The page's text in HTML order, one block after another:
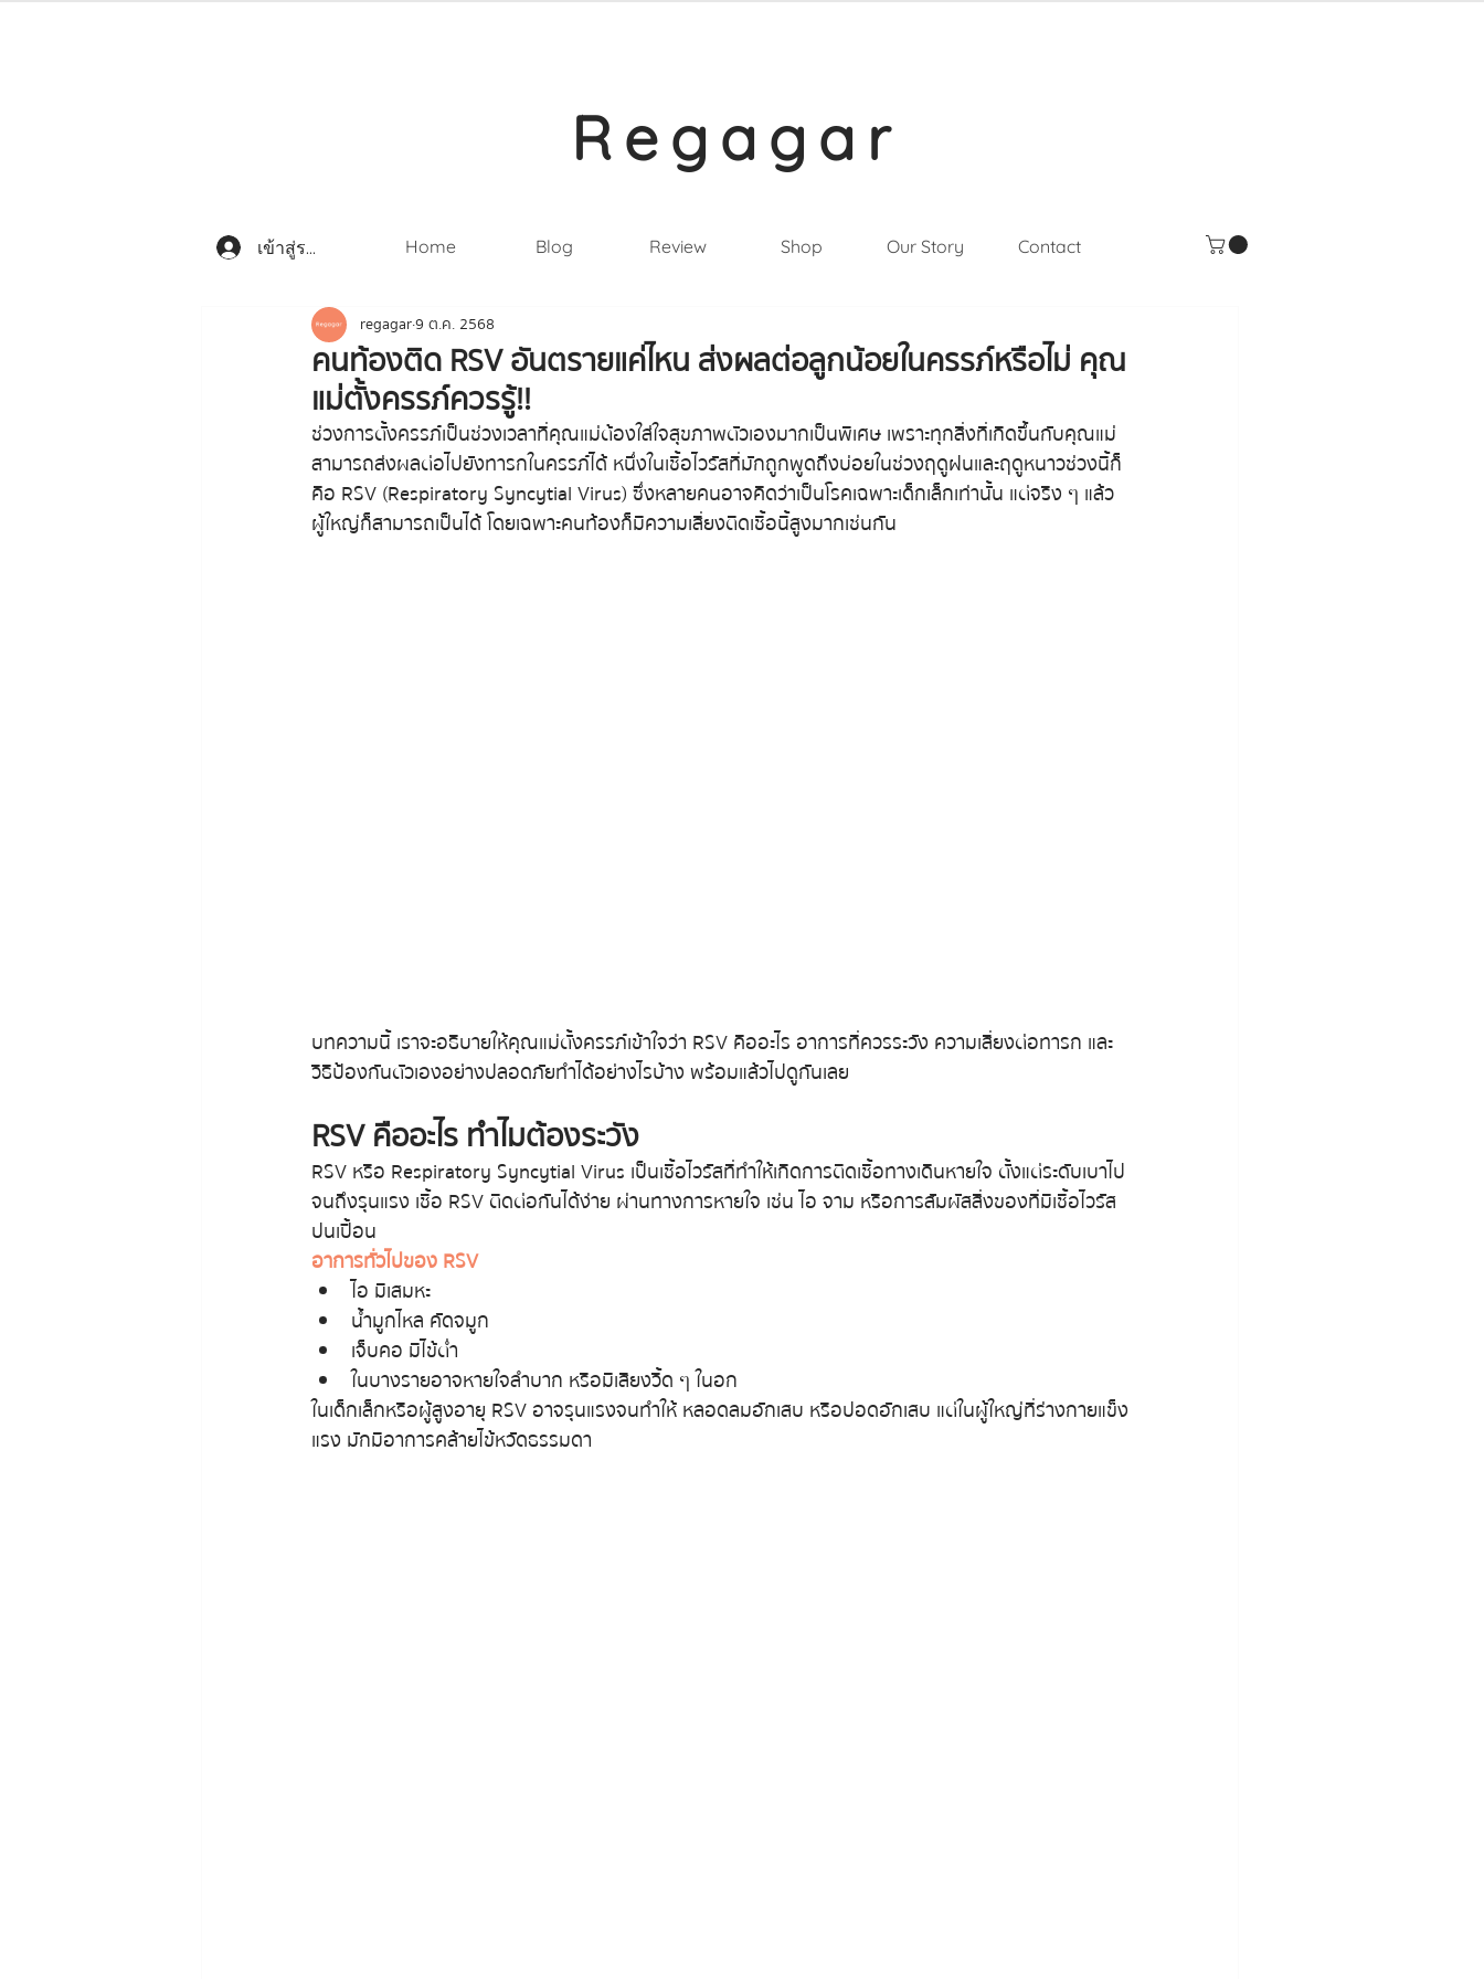
Regagar
เข้าสู่ระบบ Home Blog Review Shop Our Story Contact
คนท้องติด RSV อันตรายแค่ไหน ส่งผลต่อลูกน้อยในครรภ์หรือไม่ คุณ
แม่ตั้งครรภ์ควรรู้!!
regagar9 ต.ค. 2568
ช่วงการตั้งครรภ์เป็นช่วงเวลาที่คุณแม่ต้องใส่ใจสุขภาพตัวเองมากเป็นพิเศษ เพราะทุกสิ่งที่เกิดขึ้นกับคุณแม่
สามารถส่งผลต่อไปยังทารกในครรภ์ได้ หนึ่งในเชื้อไวรัสที่มักถูกพูดถึงบ่อยในช่วงฤดูฝนและฤดูหนาวช่วงนี้ก็
คือ RSV (Respiratory Syncytial Virus) ซึ่งหลายคนอาจคิดว่าเป็นโรคเฉพาะเด็กเล็กเท่านั้น แต่จริง ๆ แล้ว
ผู้ใหญ่ก็สามารถเป็นได้ โดยเฉพาะคนท้องก็มีความเสี่ยงติดเชื้อนี้สูงมากเช่นกัน
บทความนี้ เราจะอธิบายให้คุณแม่ตั้งครรภ์เข้าใจว่า RSV คืออะไร อาการที่ควรระวัง ความเสี่ยงต่อทารก และ
วิธีป้องกันตัวเองอย่างปลอดภัยทำได้อย่างไรบ้าง พร้อมแล้วไปดูกันเลย
RSV คืออะไร ทำไมต้องระวัง
RSV หรือ Respiratory Syncytial Virus เป็นเชื้อไวรัสที่ทำให้เกิดการติดเชื้อทางเดินหายใจ ตั้งแต่ระดับเบาไป
จนถึงรุนแรง เชื้อ RSV ติดต่อกันได้ง่าย ผ่านทางการหายใจ เช่น ไอ จาม หรือการสัมผัสสิ่งของที่มีเชื้อไวรัส
ปนเปื้อน
อาการทั่วไปของ RSV
ไอ มีเสมหะ
น้ำมูกไหล คัดจมูก
เจ็บคอ มีไข้ต่ำ
ในบางรายอาจหายใจลำบาก หรือมีเสียงวี้ด ๆ ในอก
ในเด็กเล็กหรือผู้สูงอายุ RSV อาจรุนแรงจนทำให้ หลอดลมอักเสบ หรือปอดอักเสบ แต่ในผู้ใหญ่ที่ร่างกายแข็ง
แรง มักมีอาการคล้ายไข้หวัดธรรมดา